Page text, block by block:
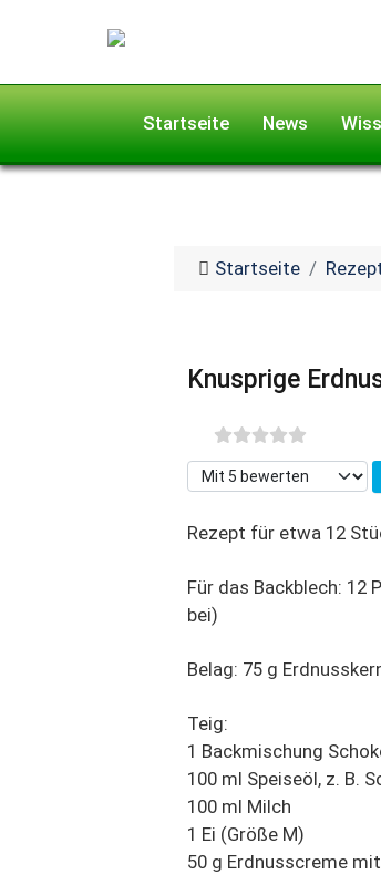
Startseite News
Startseite
Knusprige
Bitte bewerten
Rezept für etwa 12
Für das Backblech: 12
bei)
Belag: 75 g
Teig:
1 Backmischung
100 ml Speiseöl, z. B.
100 ml Milch
1 Ei (Größe M)
50 g Erdnusscreme